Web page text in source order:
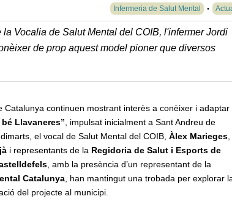
Infermeria de Salut Mental
Vocalia de Salut Mental del COIB, l'infermer Jordi
de prop aquest model pioner que diversos
Catalunya continuen mostrant interès a conèixer i adaptar
Llavaneres” , impulsat inicialment a Sant Andreu de
el vocal de Salut Mental del COIB, Àlex Marieges
i representants de la Regidoria de Salut i Esports de
, amb la presència d’un representant de la
Catalunya , han mantingut una trobada per explorar
del projecte al municipi.